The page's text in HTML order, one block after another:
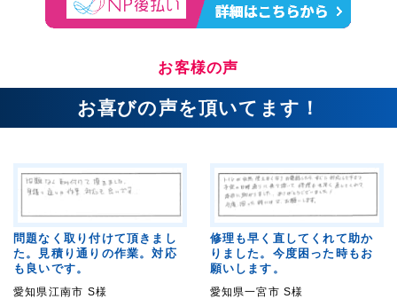
お客様の声
お喜びの声を頂いてます！
問題なく取り付けて頂きまし
た。見積り通りの作業。対応
も良いです。
愛知県江南市 S様
修理も早く直してくれて助か
りました。今度困った時もお
願いします。
愛知県一宮市 S様